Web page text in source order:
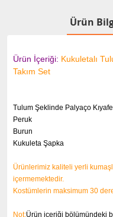
Ürün
Ürün İçeriği: Kukuletalı
Takım Set
Tulum Şeklinde Palyaço
Peruk
Burun
Kukuleta Şapka
Ürünlerimiz kaliteli yerli
içermemektedir.
Kostümlerin maksimum 30
Not:Ürün içeriği bölümündeki